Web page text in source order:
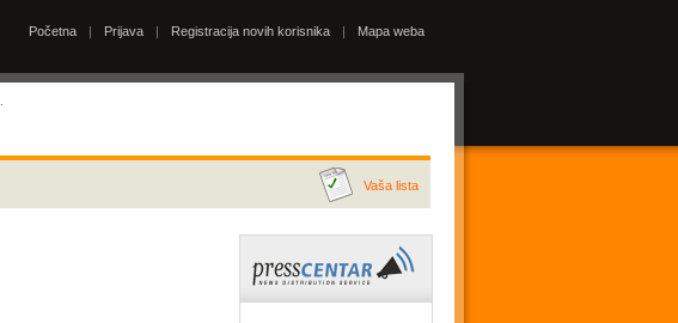
Početna | Prijava | Registracija novih korisnika | Mapa weba
Vaša lista